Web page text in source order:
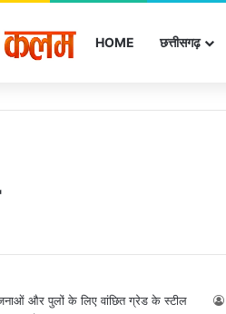
HOME छत्तीसगढ़